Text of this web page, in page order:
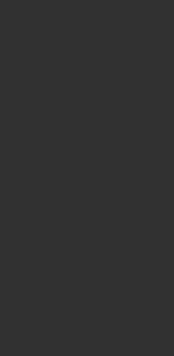
Covid-19,
iniziative.
che UniCredit
a favore dello
i bandi sono
dei cervelli.
della società intera.”
all’estero a partire
ricerca in Europa,
L’obiettivo di
del perimetro
a dicembre